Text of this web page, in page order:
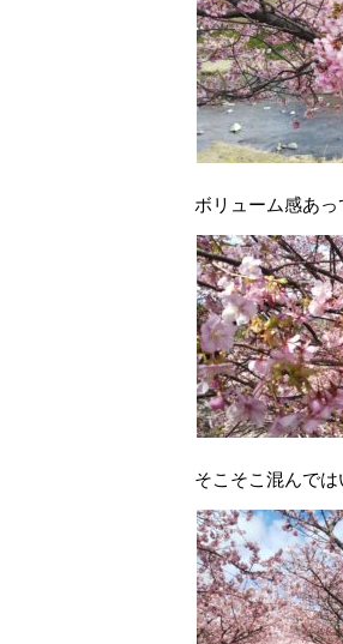
ボリューム感あっ
そこそこ混んで